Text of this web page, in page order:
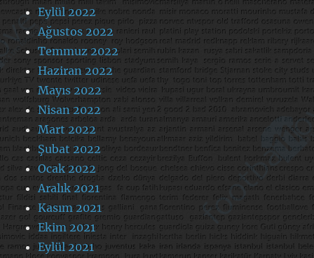
Eylül 2022
Ağustos 2022
Temmuz 2022
Haziran 2022
Mayıs 2022
Nisan 2022
Mart 2022
Şubat 2022
Ocak 2022
Aralık 2021
Kasım 2021
Ekim 2021
Eylül 2021